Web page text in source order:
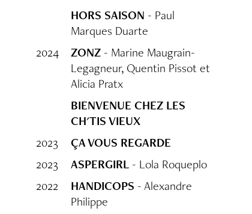
HORS SAISON - Paul
Marques Duarte
2024
ZONZ - Marine Maugrain-
Legagneur, Quentin Pissot et
Alicia Pratx
BIENVENUE CHEZ LES
CH'TIS VIEUX
2023
ÇA VOUS REGARDE
2023
ASPERGIRL - Lola Roqueplo
2022
HANDICOPS - Alexandre
Philippe